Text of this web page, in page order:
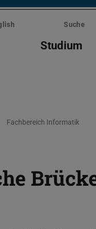
Suche
Studium
Fachbereich Informatik